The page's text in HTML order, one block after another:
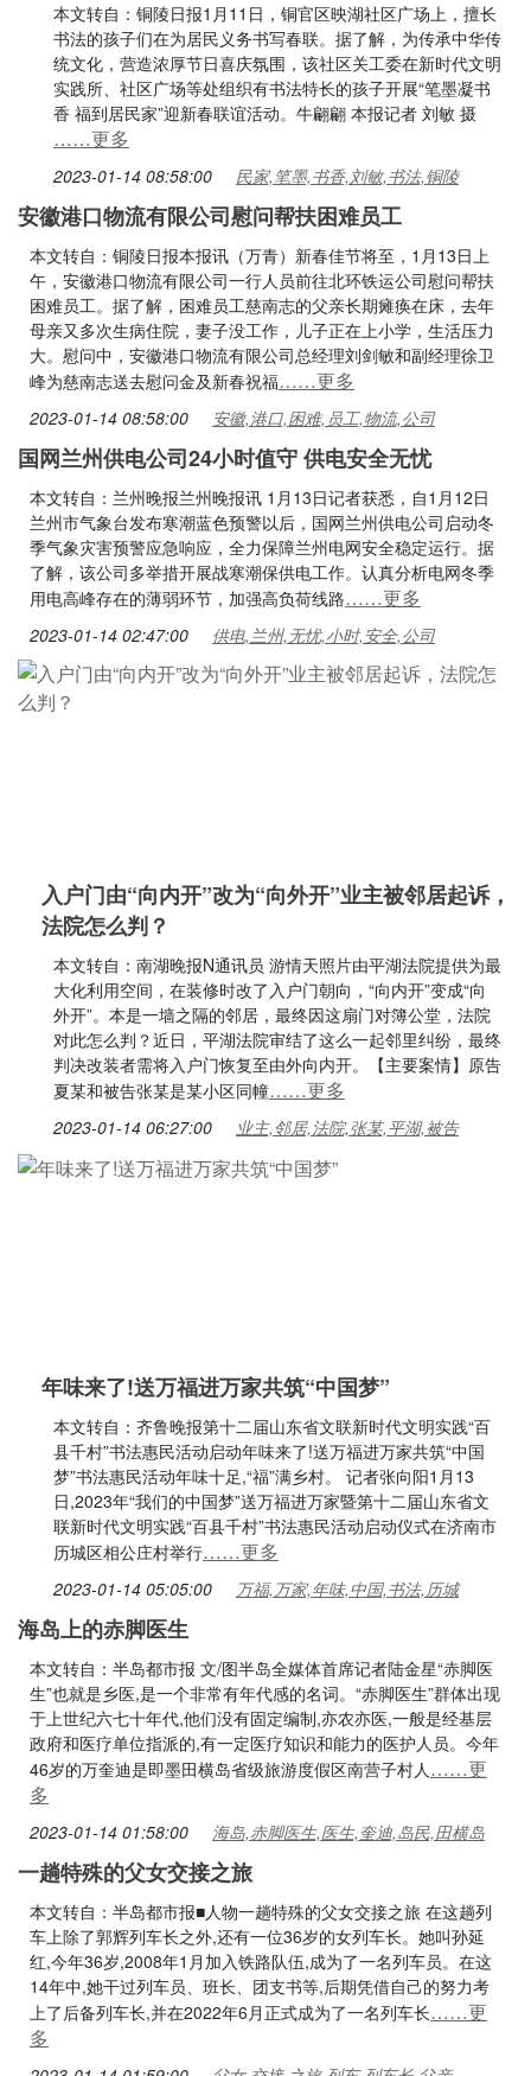
本文转自：铜陵日报1月11日，铜官区映湖社区广场上，擅长
书法的孩子们在为居民义务书写春联。据了解，为传承中华传
统文化，营造浓厚节日喜庆氛围，该社区关工委在新时代文明
实践所、社区广场等处组织有书法特长的孩子开展“笔墨凝书
香 福到居民家”迎新春联谊活动。牛翩翩 本报记者 刘敏 摄
……更多
2023-01-14 08:58:00 民家,笔墨,书香,刘敏,书法,铜陵
安徽港口物流有限公司慰问帮扶困难员工
本文转自：铜陵日报本报讯（万青）新春佳节将至，1月13日上
午，安徽港口物流有限公司一行人员前往北环铁运公司慰问帮扶
困难员工。据了解，困难员工慈南志的父亲长期瘫痪在床，去年
母亲又多次生病住院，妻子没工作，儿子正在上小学，生活压力
大。慰问中，安徽港口物流有限公司总经理刘剑敏和副经理徐卫
峰为慈南志送去慰问金及新春祝福……更多
2023-01-14 08:58:00 安徽,港口,困难,员工,物流,公司
国网兰州供电公司24小时值守 供电安全无忧
本文转自：兰州晚报兰州晚报讯 1月13日记者获悉，自1月12日
兰州市气象台发布寒潮蓝色预警以后，国网兰州供电公司启动冬
季气象灾害预警应急响应，全力保障兰州电网安全稳定运行。据
了解，该公司多举措开展战寒潮保供电工作。认真分析电网冬季
用电高峰存在的薄弱环节，加强高负荷线路……更多
2023-01-14 02:47:00 供电,兰州,无忧,小时,安全,公司
入户门由“向内开”改为“向外开”业主被邻居起诉，
法院怎么判？
本文转自：南湖晚报N通讯员 游情天照片由平湖法院提供为最
大化利用空间，在装修时改了入户门朝向，“向内开”变成“向
外开”。本是一墙之隔的邻居，最终因这扇门对簿公堂，法院
对此怎么判？近日，平湖法院审结了这么一起邻里纠纷，最终
判决改装者需将入户门恢复至由外向内开。【主要案情】原告
夏某和被告张某是某小区同幢……更多
2023-01-14 06:27:00 业主,邻居,法院,张某,平湖,被告
年味来了!送万福进万家共筑“中国梦”
本文转自：齐鲁晚报第十二届山东省文联新时代文明实践“百
县千村”书法惠民活动启动年味来了!送万福进万家共筑“中国
梦”书法惠民活动年味十足,“福”满乡村。 记者张向阳1月13
日,2023年“我们的中国梦”送万福进万家暨第十二届山东省文
联新时代文明实践“百县千村”书法惠民活动启动仪式在济南市
历城区相公庄村举行……更多
2023-01-14 05:05:00 万福,万家,年味,中国,书法,历城
海岛上的赤脚医生
本文转自：半岛都市报 文/图半岛全媒体首席记者陆金星“赤脚医
生”也就是乡医,是一个非常有年代感的名词。“赤脚医生”群体出现
于上世纪六七十年代,他们没有固定编制,亦农亦医,一般是经基层
政府和医疗单位指派的,有一定医疗知识和能力的医护人员。今年
46岁的万奎迪是即墨田横岛省级旅游度假区南营子村人……更
多
2023-01-14 01:58:00 海岛,赤脚医生,医生,奎迪,岛民,田横岛
一趟特殊的父女交接之旅
本文转自：半岛都市报■人物一趟特殊的父女交接之旅 在这趟列
车上除了郭辉列车长之外,还有一位36岁的女列车长。她叫孙延
红,今年36岁,2008年1月加入铁路队伍,成为了一名列车员。在这
14年中,她干过列车员、班长、团支书等,后期凭借自己的努力考
上了后备列车长,并在2022年6月正式成为了一名列车长……更
多